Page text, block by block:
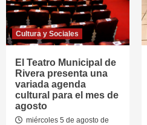
Cultura y Sociales
El Teatro Municipal de
Rivera presenta una
variada agenda
cultural para el mes de
agosto
miércoles 5 de agosto de